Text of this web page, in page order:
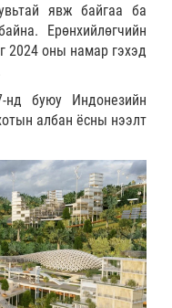
явж байгаа ба
Ерөнхийлөгчийн
2024 оны намар гэхэд
буюу Индонезийн
албан ёсны нээлт